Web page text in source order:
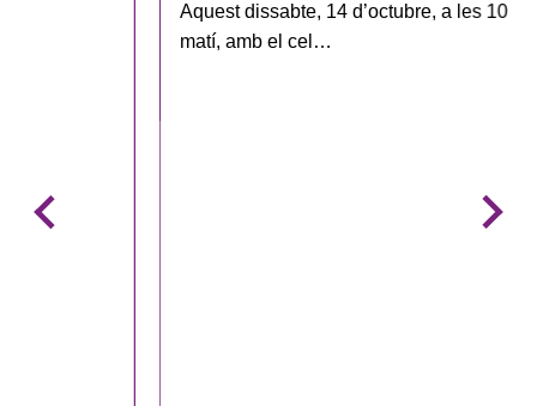
Aquest dissabte, 14 d’octubre, a les 10 en punt del
matí, amb el cel…